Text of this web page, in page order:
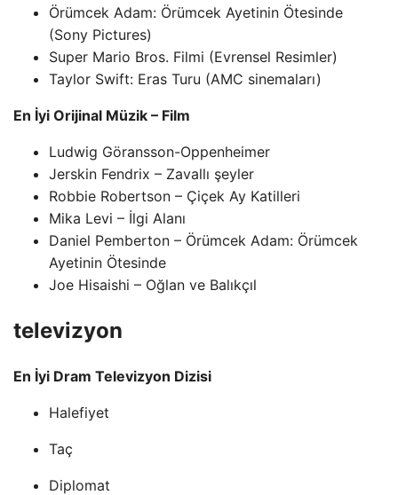
Örümcek Adam: Örümcek Ayetinin Ötesinde
(Sony Pictures)
Super Mario Bros. Filmi (Evrensel Resimler)
Taylor Swift: Eras Turu (AMC sinemaları)
En İyi Orijinal Müzik – Film
Ludwig Göransson-Oppenheimer
Jerskin Fendrix – Zavallı şeyler
Robbie Robertson – Çiçek Ay Katilleri
Mika Levi – İlgi Alanı
Daniel Pemberton – Örümcek Adam: Örümcek
Ayetinin Ötesinde
Joe Hisaishi – Oğlan ve Balıkçıl
televizyon
En İyi Dram Televizyon Dizisi
Halefiyet
Taç
Diplomat